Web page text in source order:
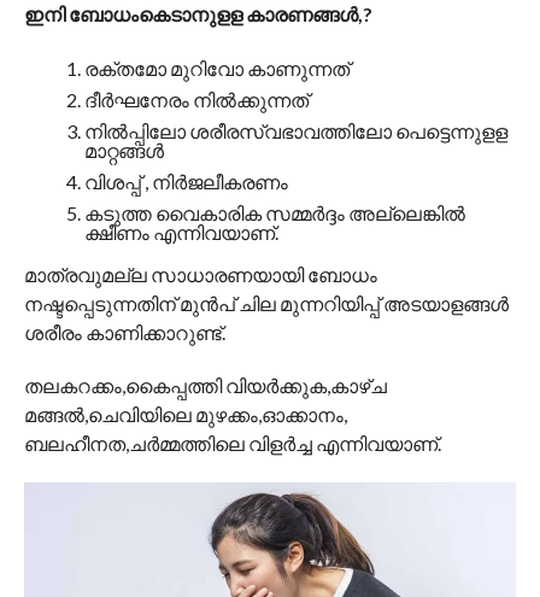
ഇനി ബോധംകെടാനുളള കാരണങ്ങള്‍,?
രക്തമോ മുറിവോ കാണുന്നത്
ദീര്‍ഘനേരം നില്‍ക്കുന്നത്
നില്‍പ്പിലോ ശരീരസ്വഭാവത്തിലോ പെട്ടെന്നുളള
മാറ്റങ്ങള്‍
വിശപ്പ് , നിര്‍ജലീകരണം
കടുത്ത വൈകാരിക സമ്മര്‍ദ്ദം അല്ലെങ്കില്‍
ക്ഷീണം എന്നിവയാണ്.
മാത്രവുമല്ല സാധാരണയായി ബോധം
നഷ്ടപ്പെടുന്നതിന് മുന്‍പ് ചില മുന്നറിയിപ്പ് അടയാളങ്ങള്‍
ശരീരം കാണിക്കാറുണ്ട്.
തലകറക്കം,കൈപ്പത്തി വിയര്‍ക്കുക,കാഴ്ച
മങ്ങല്‍,ചെവിയിലെ മുഴക്കം,ഓക്കാനം,
ബലഹീനത,ചര്‍മ്മത്തിലെ വിളര്‍ച്ച എന്നിവയാണ്.